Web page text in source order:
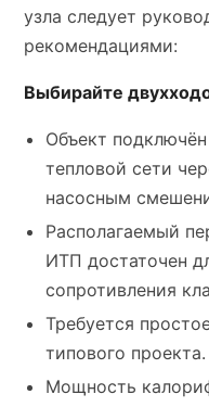
узла следует
рекомендациями:
Выбирайте
Объект
тепловой сети
насосным
Располагаемый
ИТП достаточен
сопротивления
Требуется
типового проекта.
Мощность